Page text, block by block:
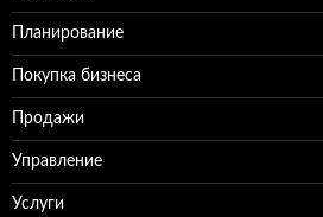
Планирование
Покупка бизнеса
Продажи
Управление
Услуги